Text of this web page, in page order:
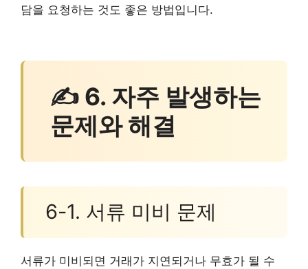
담을 요청하는 것도 좋은 방법입니다.
✍ 6. 자주 발생하는
문제와 해결
6-1. 서류 미비 문제
서류가 미비되면 거래가 지연되거나 무효가 될 수